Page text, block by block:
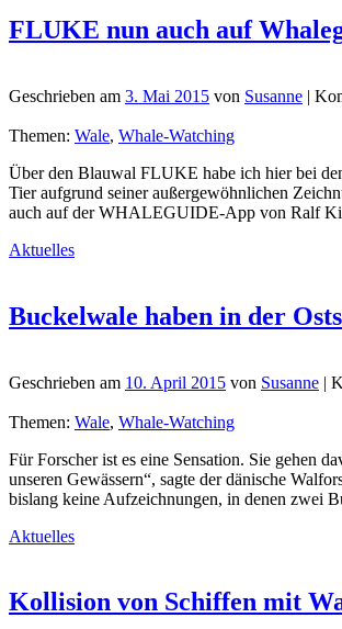
FLUKE nun auch auf
Geschrieben am 3. Mai 2015 von Susanne |
Themen: Wale, Whale-Watching
Über den Blauwal FLUKE habe ich hier bei
Tier aufgrund seiner außergewöhnlichen
auch auf der WHALEGUIDE-App von Ralf
Aktuelles
Buckelwale haben in der
Geschrieben am 10. April 2015 von Susanne |
Themen: Wale, Whale-Watching
Für Forscher ist es eine Sensation. Sie gehen
unseren Gewässern“, sagte der dänische
bislang keine Aufzeichnungen, in denen zwei
Aktuelles
Kollision von Schiffen mit